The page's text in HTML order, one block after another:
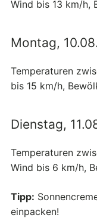
Wind bis 13 km/h,
Montag, 10.08.
Temperaturen
bis 15 km/h,
Dienstag,
Temperaturen
Wind bis 6 km/h,
Tipp:
einpacken!